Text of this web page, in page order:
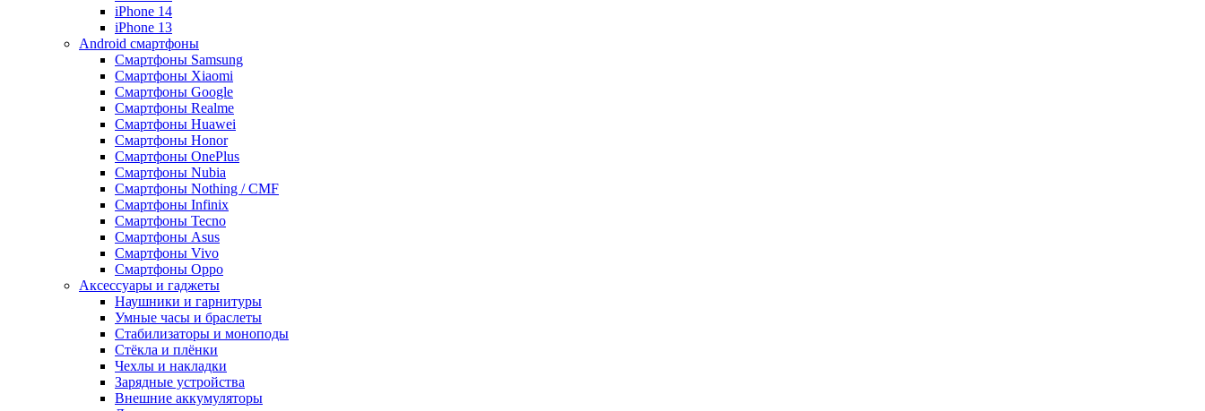
iPhone 14
iPhone 13
Android cмартфоны
Смартфоны Samsung
Смартфоны Xiaomi
Смартфоны Google
Смартфоны Realme
Смартфоны Huawei
Смартфоны Honor
Смартфоны OnePlus
Смартфоны Nubia
Смартфоны Nothing / CMF
Смартфоны Infinix
Смартфоны Tecno
Смартфоны Asus
Смартфоны Vivo
Смартфоны Oppo
Аксессуары и гаджеты
Наушники и гарнитуры
Умные часы и браслеты
Стабилизаторы и моноподы
Стёкла и плёнки
Чехлы и накладки
Зарядные устройства
Внешние аккумуляторы